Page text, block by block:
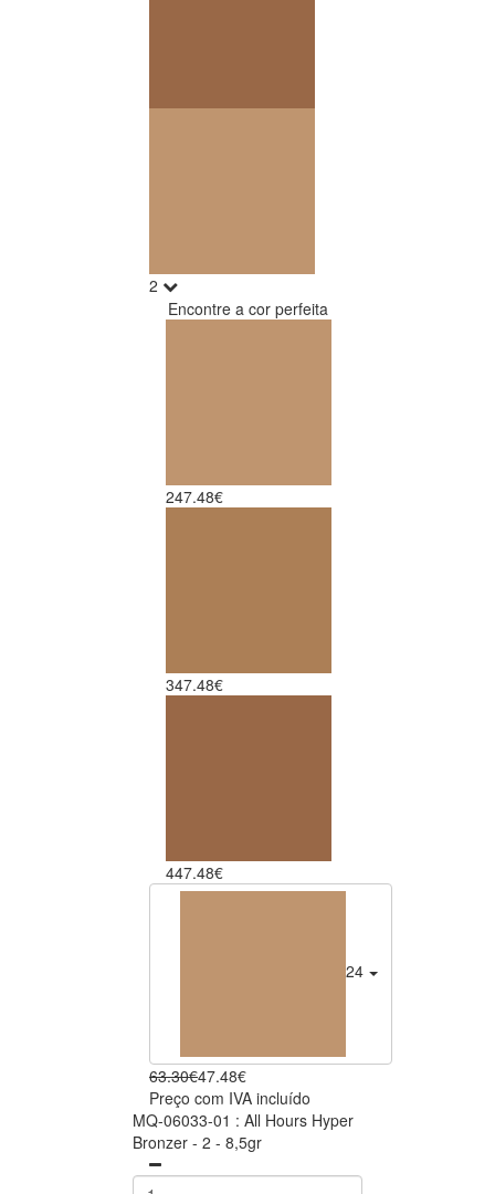
2
Encontre a cor perfeita
247.48€
347.48€
447.48€
247.48€
63.30€47.48€
Preço com IVA incluído
MQ-06033-01 : All Hours Hyper
Bronzer - 2 - 8,5gr